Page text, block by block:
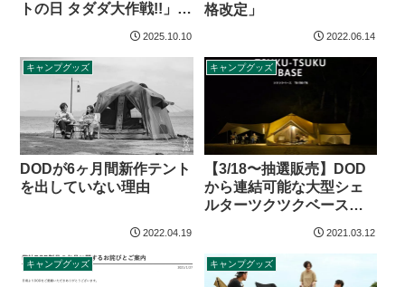
トの日 タダダ大作戦!!」セ
2025.10.10
格改定」
2022.06.14
キャンプグッズ
DODが6ヶ月間新作テント
を出していない理由
2022.04.19
キャンプグッズ
【3/18〜抽選販売】DOD
から連結可能な大型シェ
ルターツクツクベース登
2021.03.12
キャンプグッズ キャンプグッズ